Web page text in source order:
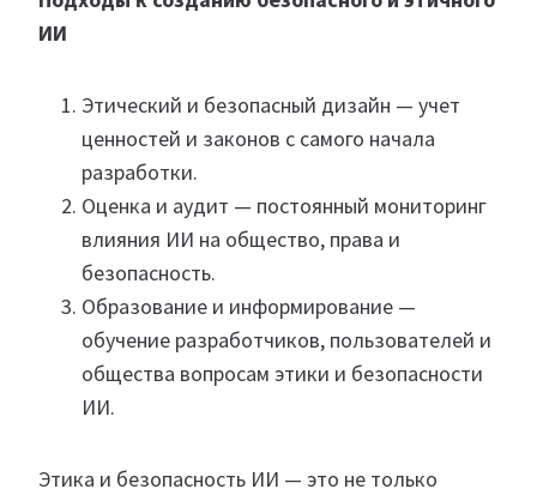
ИИ
Этический и безопасный дизайн — учет
ценностей и законов с самого начала
разработки.
Оценка и аудит — постоянный мониторинг
влияния ИИ на общество, права и
безопасность.
Образование и информирование —
обучение разработчиков, пользователей и
общества вопросам этики и безопасности
ИИ.
Этика и безопасность ИИ — это не только